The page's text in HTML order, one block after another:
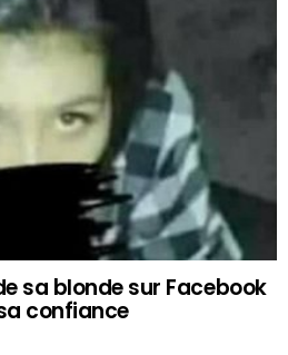
sa blonde sur Facebook
confiance